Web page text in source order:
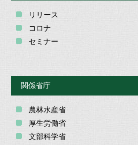
リリース
コロナ
セミナー
関係省庁
農林水産省
厚生労働省
文部科学省